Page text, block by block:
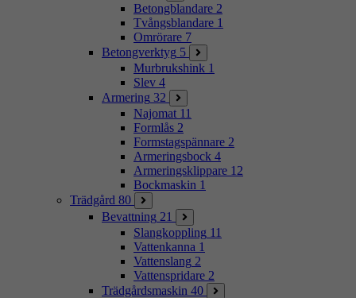
Betongblandare 2
Tvångsblandare 1
Omrörare 7
Betongverktyg 5
Murbrukshink 1
Slev 4
Armering 32
Najomat 11
Formlås 2
Formstagspännare 2
Armeringsbock 4
Armeringsklippare 12
Bockmaskin 1
Trädgård 80
Bevattning 21
Slangkoppling 11
Vattenkanna 1
Vattenslang 2
Vattenspridare 2
Trädgårdsmaskin 40